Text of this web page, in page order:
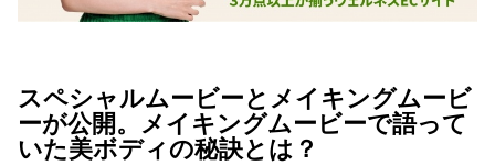
スペシャルムービーとメイキングムービ
ーが公開。メイキングムービーで語って
いた美ボディの秘訣とは？